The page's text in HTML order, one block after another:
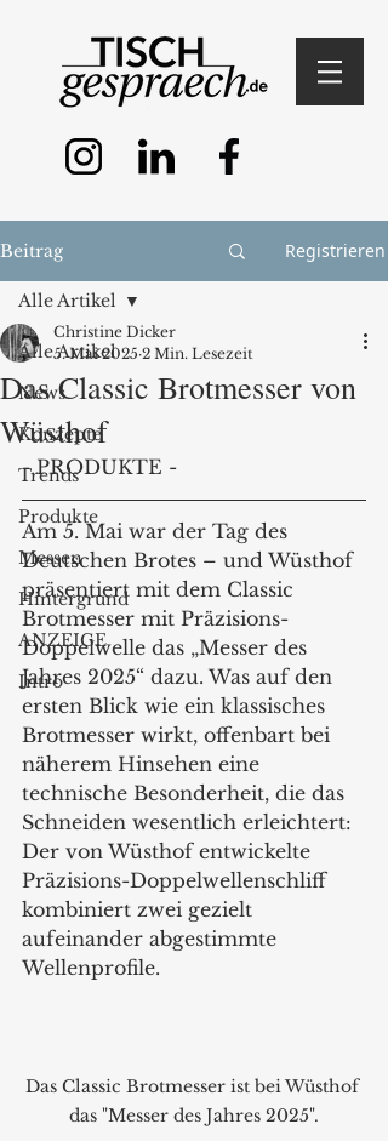
Beitrag Registrieren
Alle Artikel
News
Konzepte
Trends
Produkte
Messen
Hintergrund
ANZEIGE
Intro
Alle Artikel
Das Classic Brotmesser von
Wüsthof
Christine Dicker
5. Mai 2025 2 Min. Lesezeit
- PRODUKTE -
Am 5. Mai war der Tag des
Deutschen Brotes – und Wüsthof
präsentiert mit dem Classic
Brotmesser mit Präzisions-
Doppelwelle das „Messer des
Jahres 2025“ dazu. Was auf den
ersten Blick wie ein klassisches
Brotmesser wirkt, offenbart bei
näherem Hinsehen eine
technische Besonderheit, die das
Schneiden wesentlich erleichtert:
Der von Wüsthof entwickelte
Präzisions-Doppelwellenschliff
kombiniert zwei gezielt
aufeinander abgestimmte
Wellenprofile.
Das Classic Brotmesser ist bei Wüsthof
das "Messer des Jahres 2025".